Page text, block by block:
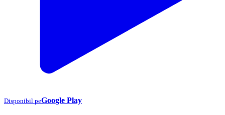
Disponibil peGoogle Play